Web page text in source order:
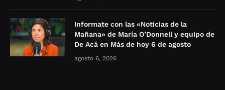
Informate con las «Noticias de la
Mañana» de María O’Donnell y equipo de
De Acá en Más de hoy 6 de agosto
agosto 6, 2026